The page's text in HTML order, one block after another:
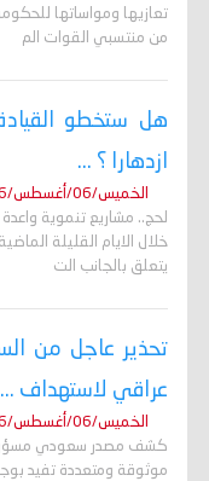
تعازيها ومواساتها
من منتسبي القوات الم
هل ستخطو
ازدهارا ؟ ...
الخميس/06/أغسطس/2026 - 11:33 م
لحج.. مشاريع تنموية
خلال الايام القليلة
يتعلق بالجانب الت
تحذير عاجل من
عراقي لاستهداف ...
الخميس/06/أغسطس/2026 - 11:30 م
كشف مصدر سعودي مسؤول
موثوقة ومتعددة تفيد